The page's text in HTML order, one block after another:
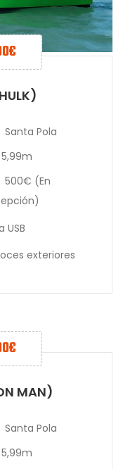
€
Santa Pola
5,99m
500€ (En
USB
exteriores
€
MAN)
Santa Pola
5,99m